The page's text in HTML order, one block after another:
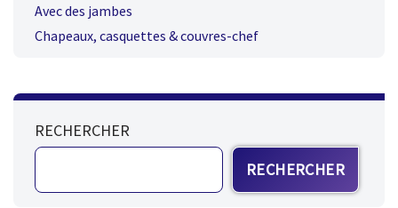
Avec des jambes
Chapeaux, casquettes & couvres-chef
RECHERCHER
RECHERCHER